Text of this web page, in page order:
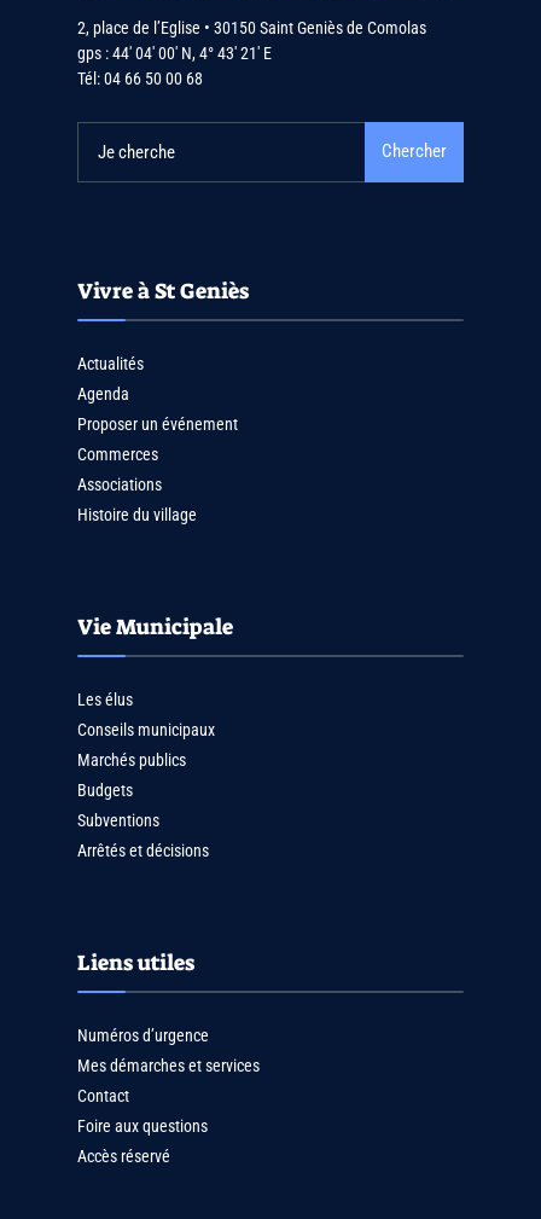
2, place de l’Eglise • 30150 Saint Geniès de Comolas
gps : 44′ 04′ 00′ N, 4° 43′ 21′ E
Tél:04 66 50 00 68
Chercher
Vivre à St Geniès
Actualités
Agenda
Proposer un événement
Commerces
Associations
Histoire du village
Vie Municipale
Les élus
Conseils municipaux
Marchés publics
Budgets
Subventions
Arrêtés et décisions
Liens utiles
Numéros d’urgence
Mes démarches et services
Contact
Foire aux questions
Accès réservé